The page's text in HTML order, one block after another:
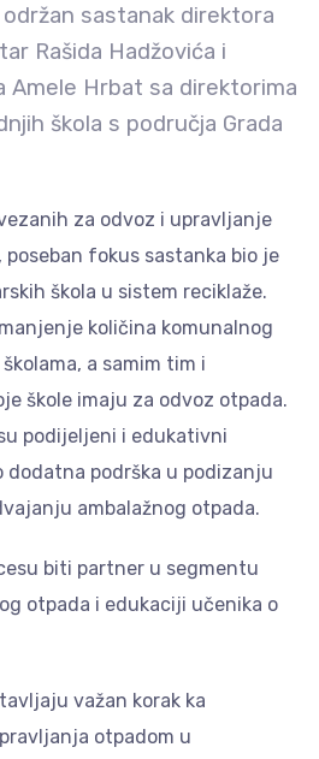
sastanak direktora
Rašida Hadžovića i
Amele Hrbat sa direktorima
škola s područja Grada
za odvoz i upravljanje
fokus sastanka bio je
škola u sistem reciklaže.
količina komunalnog
a samim tim i
škole imaju za odvoz otpada.
podijeljeni i edukativni
dodatna podrška u podizanju
ambalažnog otpada.
biti partner u segmentu
otpada i edukaciji učenika o
važan korak ka
otpadom u